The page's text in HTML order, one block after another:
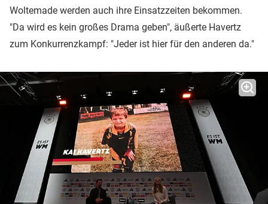
Woltemade werden auch ihre Einsatzzeiten bekommen.
"Da wird es kein großes Drama geben", äußerte Havertz
zum Konkurrenzkampf: "Jeder ist hier für den anderen da."